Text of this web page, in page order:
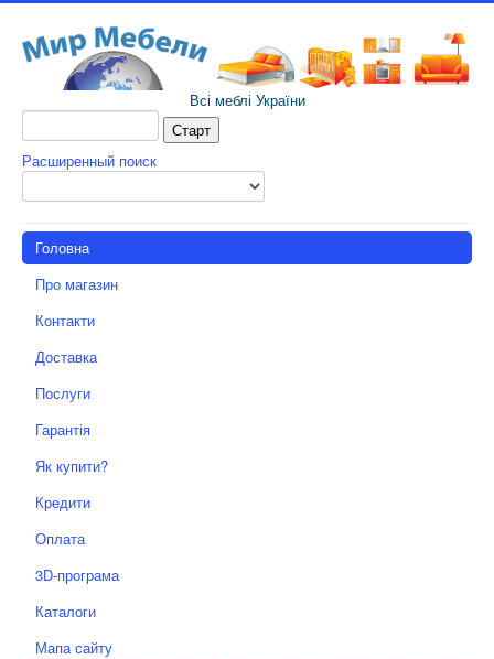
Всі меблі України
Расширенный поиск
Головна
Про магазин
Контакти
Доставка
Послуги
Гарантія
Як купити?
Кредити
Оплата
3D-програма
Каталоги
Мапа сайту